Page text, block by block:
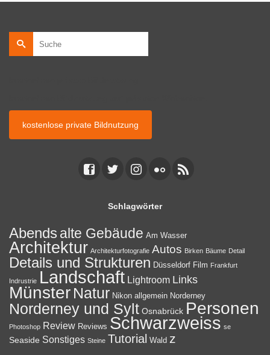
Suche
nach:
kostenlose private Bildnutzung
Schlagwörter
Abends alte Gebäude Am Wasser
Architektur Architekturfotografie Autos Birken Bäume Detail
Details und Strukturen Düsseldorf Film Frankfurt
Indrustrie Landschaft Lightroom Links
Münster Natur Nikon allgemein Norderney
Norderney und Sylt Osnabrück Personen
Photoshop Review Reviews Schwarzweiss se
Seaside Sonstiges Steine Tutorial Wald z